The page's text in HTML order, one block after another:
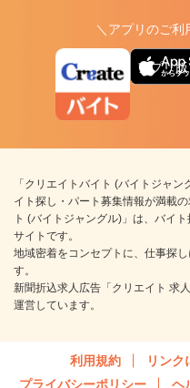
＼アプリのご利
アプリ
「クリエイトバイト (バイトジャ
イト探し・パート募集情報が満載
ト (バイトジャングル)」は、バイ
サイトです。
地域密着をコンセプトに、仕事探
す。
新聞折込求人広告「クリエイト 求
運営しています。
利用規約 リンク
プライバシーポリシー
ヘ